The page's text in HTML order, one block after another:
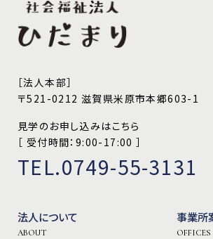
［法人本部］
〒521-0212 滋賀県米原市本郷603-1
見学のお申し込みはこちら
［ 受付時間：9:00-17:00 ］
TEL.0749-55-3131
法人について
ABOUT
事業所
OFFICES